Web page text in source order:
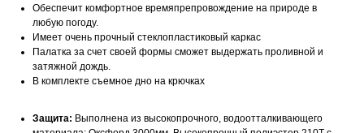
Обеспечит комфортное времяпрепровождение на природе в
любую погоду.
Имеет очень прочный стеклопластиковый каркас
Палатка за счет своей формы сможет выдержать проливной и
затяжной дождь.
В комплекте съемное дно на крючках
Защита: Выполнена из высокопрочного, водоотталкивающего